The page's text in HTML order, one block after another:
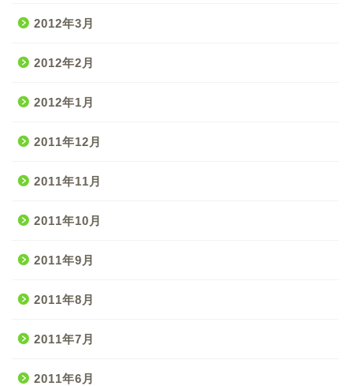
2012年3月
2012年2月
2012年1月
2011年12月
2011年11月
2011年10月
2011年9月
2011年8月
2011年7月
2011年6月